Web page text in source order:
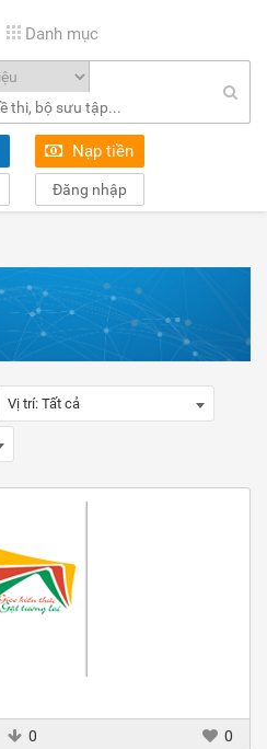
Danh mục
Nạp tiền
Đăng nhập
Vị trí: Tất cả
0 0